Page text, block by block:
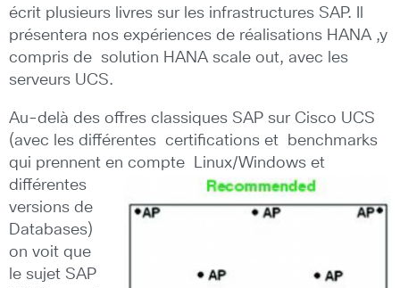
écrit plusieurs livres sur les infrastructures SAP. Il
présentera nos expériences de réalisations HANA ,y
compris de solution HANA scale out, avec les
serveurs UCS.
Au-delà des offres classiques SAP sur Cisco UCS
(avec les différentes certifications et benchmarks
qui prennent en compte Linux/Windows et
différentes
versions de
Databases)
on voit que
le sujet SAP